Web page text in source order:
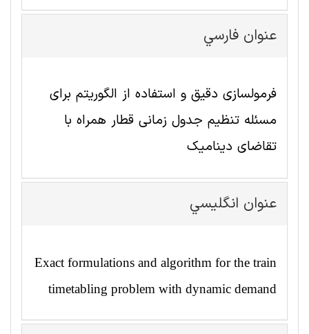
عنوان فارسي
فرمولسازی دقیق و استفاده از الگوریتم برای
مسئله تنظیم جدول زمانی قطار همراه با
تقاضای دینامیک
عنوان انگليسي
Exact formulations and algorithm for the train
timetabling problem with dynamic demand